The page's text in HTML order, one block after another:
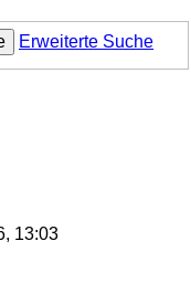
Erweiterte Suche
13:03